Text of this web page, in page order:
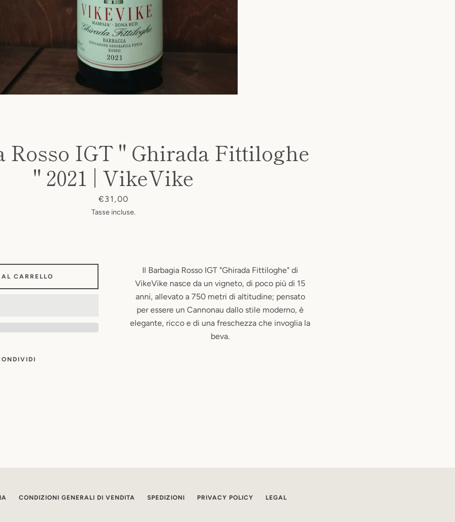
Rosso IGT " Ghirada Fittiloghe
" 2021 | VikeVike
Prezzo
€31,00
Tasse incluse.
Il Barbagia Rosso IGT "Ghirada Fittiloghe" di
VikeVike nasce da un vigneto, di poco più di 15
anni, allevato a 750 metri di altitudine; pensato
per essere un Cannonau dallo stile moderno, è
elegante, ricco e di una freschezza che invoglia la
beva.
CARRELLO
CONDIZIONI GENERALI DI VENDITA SPEDIZIONI PRIVACY POLICY LEGAL